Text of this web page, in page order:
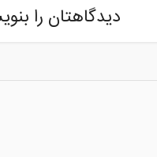
دیدگاهتان را